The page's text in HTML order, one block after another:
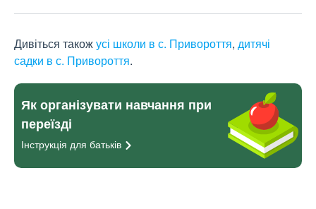
Дивіться такожусі школи в с. Привороття, дитячі
садки в с. Привороття.
Як організувати навчання при
переїзді
Інструкція для батьків